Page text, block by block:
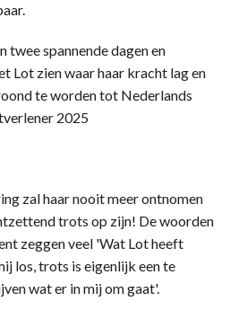
twee spannende dagen en
Lot zien waar haar kracht lag en
te worden tot Nederlands
2025
zal haar nooit meer ontnomen
trots op zijn! De woorden
zeggen veel 'Wat Lot heeft
los, trots is eigenlijk een te
wat er in mij om gaat'.